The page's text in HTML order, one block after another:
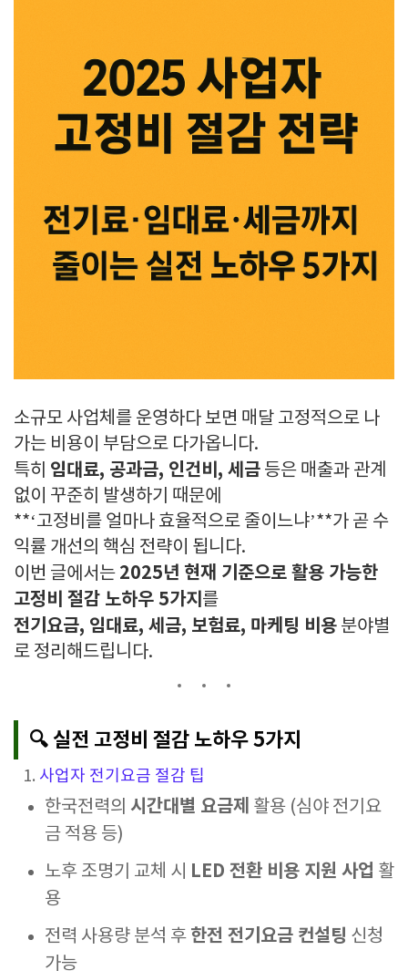
소규모 사업체를 운영하다 보면 매달 고정적으로 나
가는 비용이 부담으로 다가옵니다.
특히 임대료, 공과금, 인건비, 세금 등은 매출과 관계
없이 꾸준히 발생하기 때문에
**‘고정비를 얼마나 효율적으로 줄이느냐’**가 곧 수
익률 개선의 핵심 전략이 됩니다.
이번 글에서는 2025년 현재 기준으로 활용 가능한
고정비 절감 노하우 5가지 를
전기요금, 임대료, 세금, 보험료, 마케팅 비용 분야별
로 정리해드립니다.
🔍 실전 고정비 절감 노하우 5가지
1. 사업자 전기요금 절감 팁
한국전력의 시간대별 요금제 활용 (심야 전기요
금 적용 등)
노후 조명기 교체 시 LED 전환 비용 지원 사업 활
용
전력 사용량 분석 후 한전 전기요금 컨설팅 신청
가능